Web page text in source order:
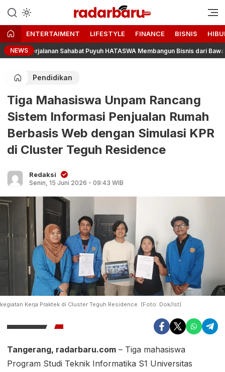
radarbaru.com
Informasi Berita Terbaru dan
Terkini Hari Ini
ENTERTAIMENT LIFESTYLE FINANCE BISNIS
NEWS Sahabat Puyuh HATASWA Membangun Bisnis dari Bawah
Pendidikan
Tiga Mahasiswa Unpam Rancang
Sistem Informasi Penjualan Rumah
Berbasis Web dengan Simulasi KPR
di Cluster Teguh Residence
Redaksi
Senin, 15 Juni 2026 - 09:43 WIB
kegiatan Kerja Praktek di Cluster Teguh Residence. (Foto: Dok/Ist).
Tangerang, radarbaru.com – Tiga mahasiswa
Program Studi Teknik Informatika S1 Universitas